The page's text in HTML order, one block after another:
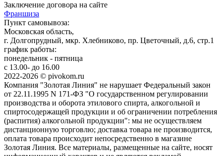
Заключение договора на сайте
Франшиза
Пункт самовывоза:
Московская область,
г. Долгопрудный, мкр. Хлебниково, пр. Цветочный, д.6, стр.1
график работы:
понедельник - пятница
с 13.00- до 16.00
2022-2026 © pivokom.ru
Компания "Золотая Линия" не нарушает Федеральный закон
от 22.11.1995 N 171-ФЗ "О государственном регулировании
производства и оборота этилового спирта, алкогольной и
спиртосодержащей продукции и об ограничении потребления
(распития) алкогольной продукции": мы не осуществляем
дистанционную торговлю; доставка товара не производится,
оплата товара происходит непосредственно в магазине
Золотая Линия. Все материалы, размещенные на сайте, носят